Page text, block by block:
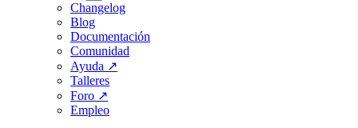
Changelog
Blog
Documentación
Comunidad
Ayuda ↗
Talleres
Foro ↗
Empleo